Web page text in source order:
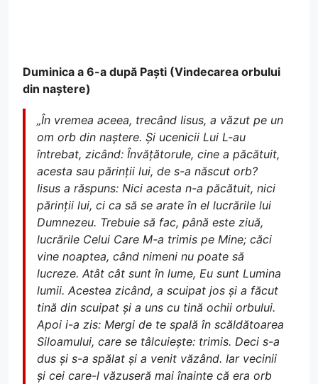
Duminica a 6-a după Paști (Vindecarea orbului
din naștere)
„În vremea aceea, trecând Iisus, a văzut pe un
om orb din naștere. Și ucenicii Lui L-au
întrebat, zicând: Învățătorule, cine a păcătuit,
acesta sau părinții lui, de s-a născut orb?
Iisus a răspuns: Nici acesta n-a păcătuit, nici
părinții lui, ci ca să se arate în el lucrările lui
Dumnezeu. Trebuie să fac, până este ziuă,
lucrările Celui Care M-a trimis pe Mine; căci
vine noaptea, când nimeni nu poate să
lucreze. Atât cât sunt în lume, Eu sunt Lumina
lumii. Acestea zicând, a scuipat jos și a făcut
tină din scuipat și a uns cu tină ochii orbului.
Apoi i-a zis: Mergi de te spală în scăldătoarea
Siloamului, care se tâlcuiește: trimis. Deci s-a
dus și s-a spălat și a venit văzând. Iar vecinii
și cei care-l văzuseră mai înainte că era orb